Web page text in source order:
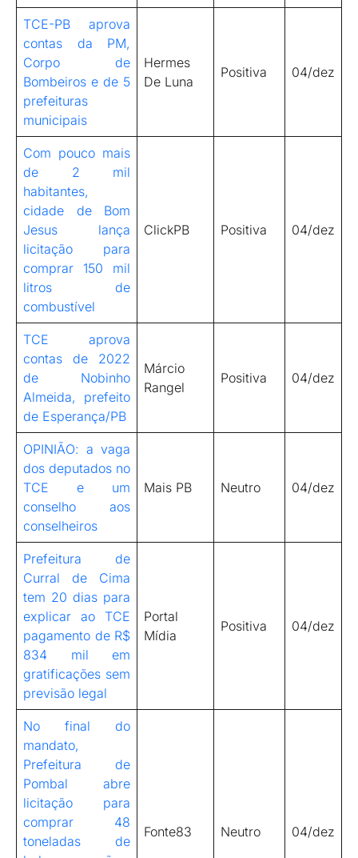
TCE-PB aprova
contas da PM,
Corpo de
Bombeiros e de 5
prefeituras
municipais
Hermes
De Luna
Positiva 04/dez
Com pouco mais
de 2 mil
habitantes,
cidade de Bom
Jesus lança
licitação para
comprar 150 mil
litros de
combustível
ClickPB Positiva 04/dez
TCE aprova
contas de 2022
de Nobinho
Almeida, prefeito
de Esperança/PB
Márcio
Rangel
Positiva 04/dez
OPINIÃO: a vaga
dos deputados no
TCE e um
conselho aos
conselheiros
Mais PB Neutro 04/dez
Prefeitura de
Curral de Cima
tem 20 dias para
explicar ao TCE
pagamento de R$
834 mil em
gratificações sem
previsão legal
Portal
Mídia
Positiva 04/dez
No final do
mandato,
Prefeitura de
Pombal abre
licitação para
comprar 48
toneladas de
Fonte83 Neutro 04/dez